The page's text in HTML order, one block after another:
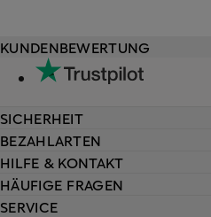
HILFE & KONTAKT
HÄUFIGE FRAGEN
SERVICE
KUNDENBEWERTUNG
SICHERHEIT
BEZAHLARTEN